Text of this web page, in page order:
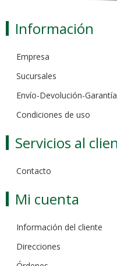
Información
Empresa
Sucursales
Envío-Devolución-Garantía
Condiciones de uso
Servicios al
Contacto
Mi cuenta
Información del cliente
Direcciones